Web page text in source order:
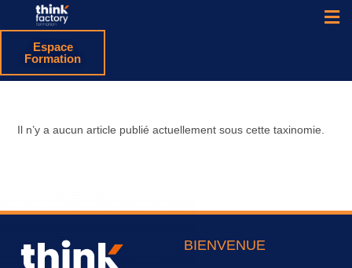
Espace
Formation
Il n’y a aucun article publié actuellement sous cette taxinomie.
BIENVENUE